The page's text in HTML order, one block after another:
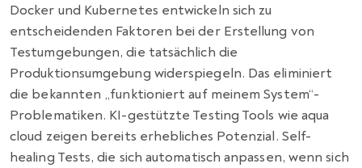
Docker und Kubernetes entwickeln sich zu
entscheidenden Faktoren bei der Erstellung von
Testumgebungen, die tatsächlich die
Produktionsumgebung widerspiegeln. Das eliminiert
die bekannten „funktioniert auf meinem System“-
Problematiken. KI-gestützte Testing Tools wie aqua
cloud zeigen bereits erhebliches Potenzial. Self-
healing Tests, die sich automatisch anpassen, wenn sich